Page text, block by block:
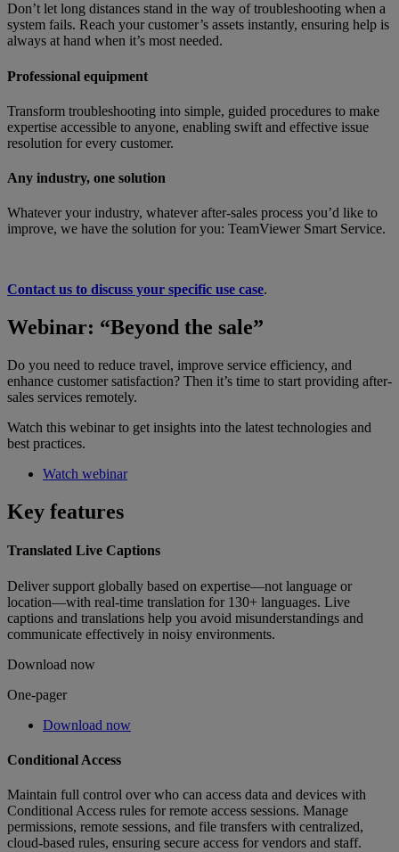
Don’t let long distances stand in the way of troubleshooting when a
system fails. Reach your customer’s assets instantly, ensuring help is
always at hand when it’s most needed.
Professional equipment
Transform troubleshooting into simple, guided procedures to make
expertise accessible to anyone, enabling swift and effective issue
resolution for every customer.
Any industry, one solution
Whatever your industry, whatever after-sales process you’d like to
improve, we have the solution for you: TeamViewer Smart Service.
Contact us to discuss your specific use case.
Webinar: “Beyond the sale”
Do you need to reduce travel, improve service efficiency, and
enhance customer satisfaction? Then it’s time to start providing after-
sales services remotely.
Watch this webinar to get insights into the latest technologies and
best practices.
Watch webinar
Key features
Translated Live Captions
Deliver support globally based on expertise—not language or
location—with real-time translation for 130+ languages. Live
captions and translations help you avoid misunderstandings and
communicate effectively in noisy environments.
Download now
One-pager
Download now
Conditional Access
Maintain full control over who can access data and devices with
Conditional Access rules for remote access sessions. Manage
permissions, remote sessions, and file transfers with centralized,
cloud-based rules, ensuring secure access for vendors and staff.